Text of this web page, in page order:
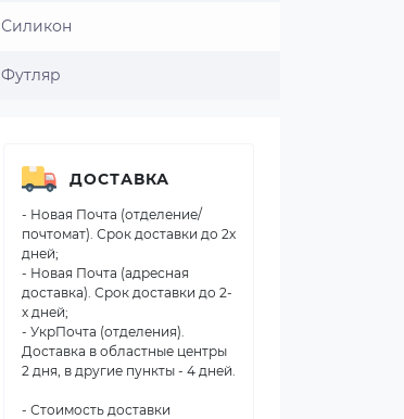
Силикон
Футляр
ДОСТАВКА
- Новая Почта (отделение/
почтомат). Срок доставки до 2х
дней;
- Новая Почта (адресная
доставка). Срок доставки до 2-
х дней;
- УкрПочта (отделения).
Доставка в областные центры
2 дня, в другие пункты - 4 дней.
- Стоимость доставки